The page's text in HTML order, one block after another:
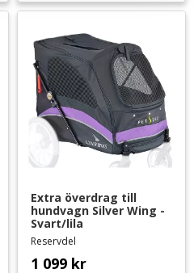
Extra överdrag till
hundvagn Silver Wing -
Svart/lila
Reservdel
1 099 kr